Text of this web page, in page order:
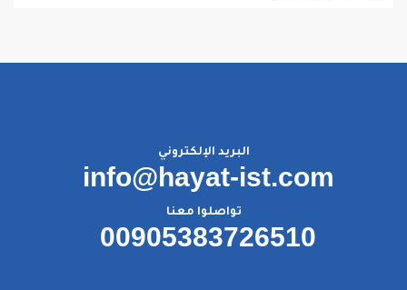
البريد الإلكتروني
info@hayat-ist.com
تواصلوا معنا
00905383726510